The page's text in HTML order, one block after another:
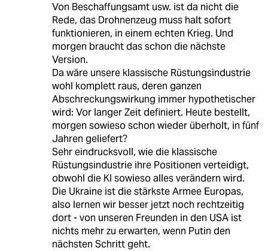
Von Beschaffungsamt usw. ist da nicht die
Rede, das Drohnenzeug muss halt sofort
funktionieren, in einem echten Krieg. Und
morgen braucht das schon die nächste
Version.
Da wäre unsere klassische Rüstungsindustrie
wohl komplett raus, deren ganzen
Abschreckungswirkung immer hypothetischer
wird: Vor langer Zeit definiert. Heute bestellt,
morgen sowieso schon wieder überholt, in fünf
Jahren geliefert?
Sehr eindrucksvoll, wie die klassische
Rüstungsindustrie ihre Positionen verteidigt,
obwohl die KI sowieso alles verändern wird.
Die Ukraine ist die stärkste Armee Europas,
also lernen wir besser jetzt noch rechtzeitig
dort - von unseren Freunden in den USA ist
nichts mehr zu erwarten, wenn Putin den
nächsten Schritt geht.